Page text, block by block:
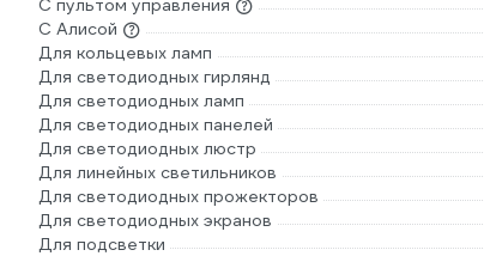
С пультом управления
С Алисой
Для кольцевых ламп
Для светодиодных гирлянд
Для светодиодных ламп
Для светодиодных панелей
Для светодиодных люстр
Для линейных светильников
Для светодиодных прожекторов
Для светодиодных экранов
Для подсветки